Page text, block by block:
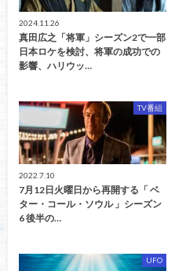
2024.11.26
真田広之「将軍」シーズン2で一部
日本ロケを検討、将軍の成功での
影響、ハリウッ…
TV番組
2022.7.10
7月12日火曜日から再開する「 ベ
ター・コール・ソウル 」シーズン
6 後半の…
UFO